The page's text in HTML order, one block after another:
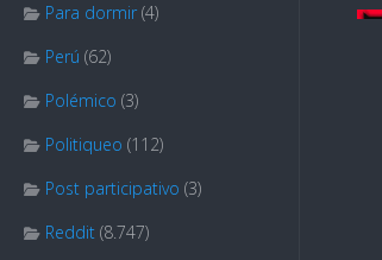
Para dormir (4)
Perú (62)
Polémico (3)
Politiqueo (112)
Post participativo (3)
Reddit (8.747)